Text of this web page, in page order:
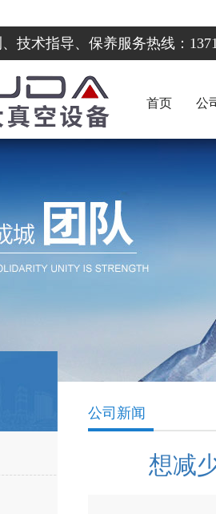
技术指导、保养服务热线：
首页 公
公司新闻
想减